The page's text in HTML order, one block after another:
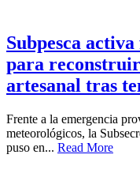
Subpesca
para
artesanal tras
Frente a la emergencia
meteorológicos, la
puso en... Read More